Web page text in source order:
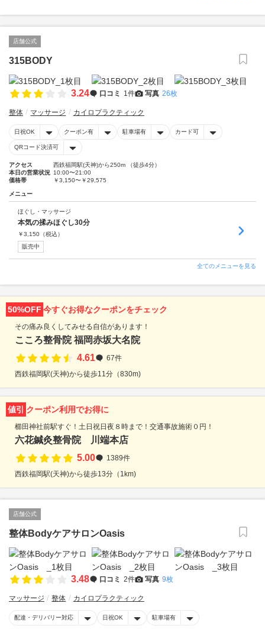
店舗公式
315BODY
3.24 口コミ 1件 写真 26枚
整体 マッサージ カイロプラクティック
日祝OK クーポン有 駐車場有 カード可
QRコード決済可
アクセス
西鉄福岡駅(天神)から250m （徒歩4分）
本日の営業状況 10:00〜21:00
価格帯
￥3,150〜￥29,575
メニュー
ほぐし・マッサージ
本気の揉みほぐし30分
￥3,150 （税込）
販売中
全てのメニューを見る
50%OFF 今すぐお得なクーポンをチェック
その痛み良くしてみせる自信があります！
こころ整骨院 福岡赤坂大名院
4.61
67件
西鉄福岡駅(天神)から徒歩11分（830m)
値引 クーポン利用でお得に
櫛田神社前駅すぐ！土日祝日夜８時まで！交通事故施術０円！
六花鍼灸整骨院 川端本店
5.00
1389件
西鉄福岡駅(天神)から徒歩13分（1km)
店舗公式
整体BodyケアサロンOasis
3.48 口コミ 2件 写真 9枚
マッサージ 整体 カイロプラクティック
配達・デリバリー対応 日祝OK 駐車場有